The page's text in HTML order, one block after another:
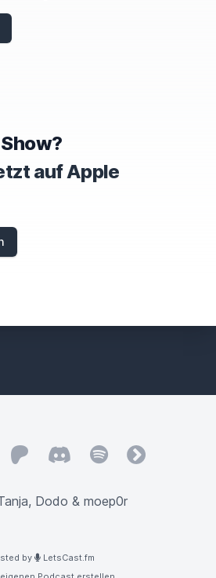
auf Apple
PatreonDiscordSpotifyfyyd
Dodo & moep0r
by
LetsCast.fm